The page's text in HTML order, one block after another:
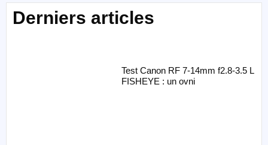
Derniers articles
Test Canon RF 7-14mm f2.8-3.5 L
FISHEYE : un ovni